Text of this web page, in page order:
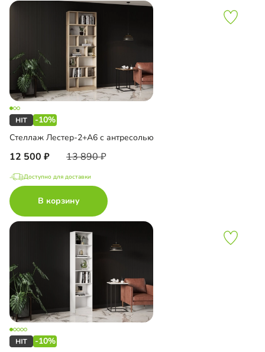
-10%
Стеллаж Лестер-2+А6 с антресолью
12 500 13 890
Доступно для доставки
В корзину
-10%